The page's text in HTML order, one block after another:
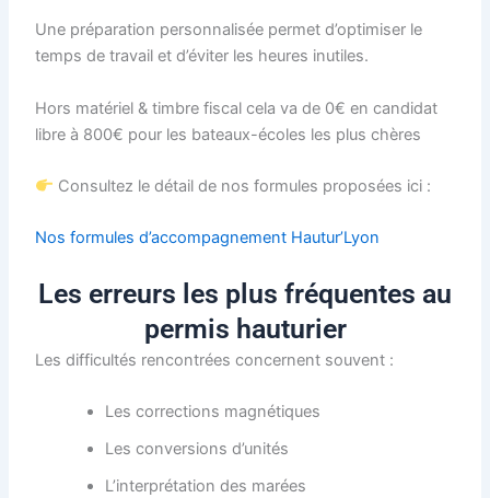
Une préparation personnalisée permet d’optimiser le
temps de travail et d’éviter les heures inutiles.
Hors matériel & timbre fiscal cela va de 0€ en candidat
libre à 800€ pour les bateaux-écoles les plus chères
Consultez le détail de nos formules proposées ici :
Nos formules d’accompagnement Hautur’Lyon
Les erreurs les plus fréquentes au
permis hauturier
Les difficultés rencontrées concernent souvent :
Les corrections magnétiques
Les conversions d’unités
L’interprétation des marées